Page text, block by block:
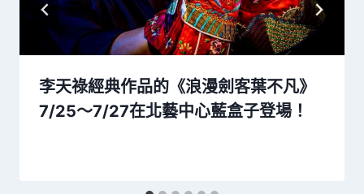
李天祿經典作品的《浪漫劍客葉不凡》
7/25～7/27在北藝中心藍盒子登場！